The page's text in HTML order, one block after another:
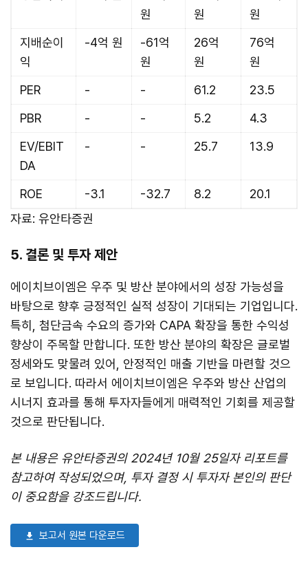
원
원
원
지배순이
익
-4억 원
-61억
원
26억
원
76억
원
PER
- - 61.2
23.5
PBR
- - 5.2
4.3
EV/EBIT
DA
- - 25.7 13.9
ROE -3.1 -32.7 8.2
20.1
자료: 유안타증권
5. 결론 및 투자 제안
에이치브이엠은 우주 및 방산 분야에서의 성장 가능성을
바탕으로 향후 긍정적인 실적 성장이 기대되는 기업입니다.
특히, 첨단금속 수요의 증가와 CAPA 확장을 통한 수익성
향상이 주목할 만합니다. 또한 방산 분야의 확장은 글로벌
정세와도 맞물려 있어, 안정적인 매출 기반을 마련할 것으
로 보입니다. 따라서 에이치브이엠은 우주와 방산 산업의
시너지 효과를 통해 투자자들에게 매력적인 기회를 제공할
것으로 판단됩니다.
본 내용은 유안타증권의 2024년 10월 25일자 리포트를
참고하여 작성되었으며, 투자 결정 시 투자자 본인의 판단
이 중요함을 강조드립니다.
보고서 원본 다운로드